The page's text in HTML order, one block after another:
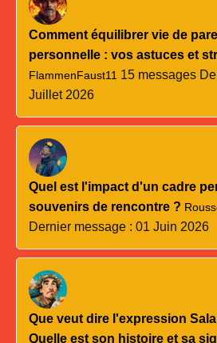
Comment équilibrer vie de
personnelle : vos astuces et
FlammenFaust11 15 messages
Juillet 2026
Quel est l'impact d'un cadre
souvenirs de rencontre ?
Dernier message : 01 Juin 2026
Que veut dire l'expression
Quelle est son histoire et sa